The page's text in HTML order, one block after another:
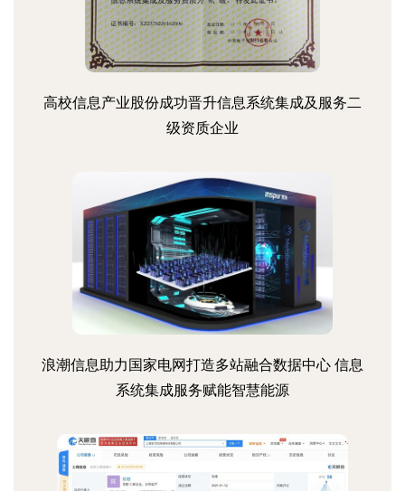
高校信息产业股份成功晋升信息系统集成及服务二
级资质企业
浪潮信息助力国家电网打造多站融合数据中心 信息
系统集成服务赋能智慧能源